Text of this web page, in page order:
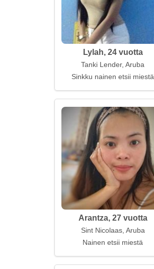
Lylah, 24 vuotta
Tanki Lender, Aruba
Sinkku nainen etsii miestä
Arantza, 27 vuotta
Sint Nicolaas, Aruba
Nainen etsii miestä